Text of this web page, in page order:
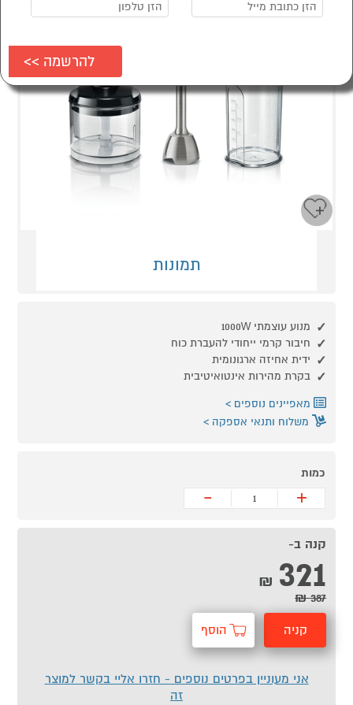
תמונות
מנוע עוצמתי 1000W
חיבור קרמי ייחודי להעברת כוח
ידית אחיזה ארגונומית
בקרת מהירות אינטואיטיבית
מאפיינים נוספים
משלוח ותנאי אספקה
כמות
+
-
קנה ב-
321
₪
387 ₪
קניה הוסף
אני מעוניין בפרטים נוספים - חזרו אליי בקשר למוצר
זה